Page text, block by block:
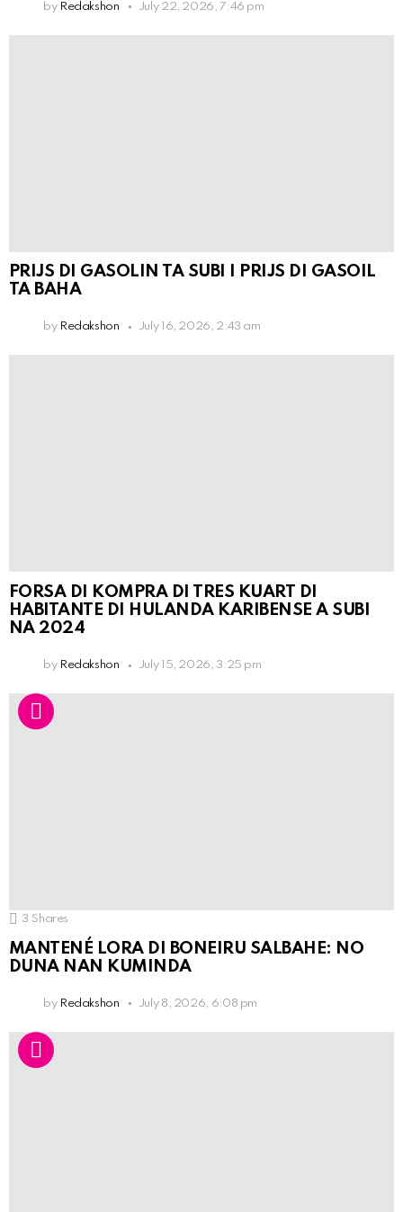
by Redakshon July 22, 2026, 7:46 pm
PRIJS DI GASOLIN TA SUBI I PRIJS DI GASOIL
TA BAHA
by Redakshon July 16, 2026, 2:43 am
FORSA DI KOMPRA DI TRES KUART DI
HABITANTE DI HULANDA KARIBENSE A SUBI
NA 2024
by Redakshon July 15, 2026, 3:25 pm
3 Shares
MANTENÉ LORA DI BONEIRU SALBAHE: NO
DUNA NAN KUMINDA
by Redakshon July 8, 2026, 6:08 pm